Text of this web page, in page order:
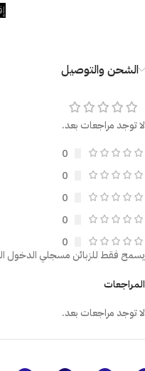
الشحن والتوصيل
لا توجد مراجعات بعد.
0
0
0
0
0
المراجعات
لا توجد مراجعات بعد.
يسمح فقط للزبائن مسجلي الدخول